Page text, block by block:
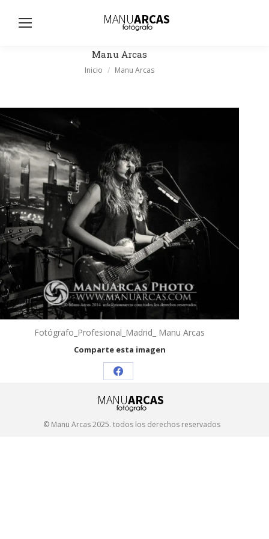
Manu Arcas
Estás aquí:
Inicio Manu Arcas
Fotógrafo_Profesional_Madrid_ Manu Arcas
Comparte esta imagen
Share
on
Facebook
© Manu Arcas 2025. todos los derechos reservados